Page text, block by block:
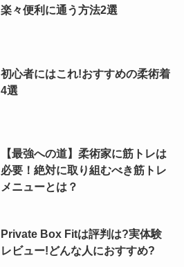
楽々便利に通う方法2選
初心者にはこれ!おすすめの柔術着
4選
【最強への道】柔術家に筋トレは
必要！絶対に取り組むべき筋トレ
メニューとは？
Private Box Fitは評判は?実体験
レビュー!どんな人におすすめ?